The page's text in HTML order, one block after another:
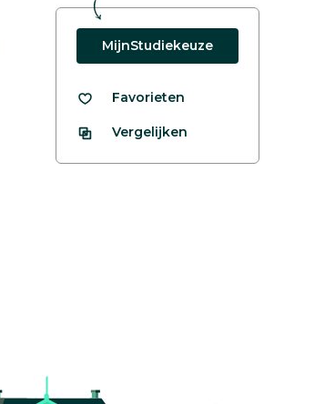
MijnStudiekeuze
Favorieten
Vergelijken